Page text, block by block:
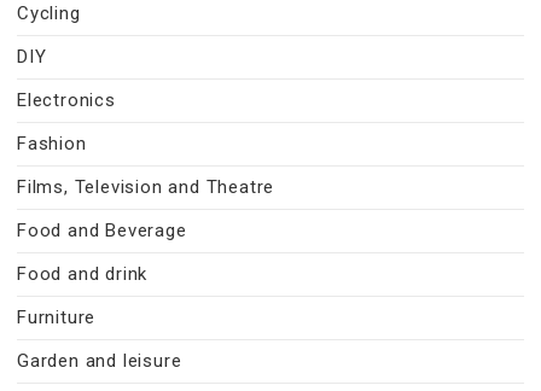
Cycling
DIY
Electronics
Fashion
Films, Television and Theatre
Food and Beverage
Food and drink
Furniture
Garden and leisure